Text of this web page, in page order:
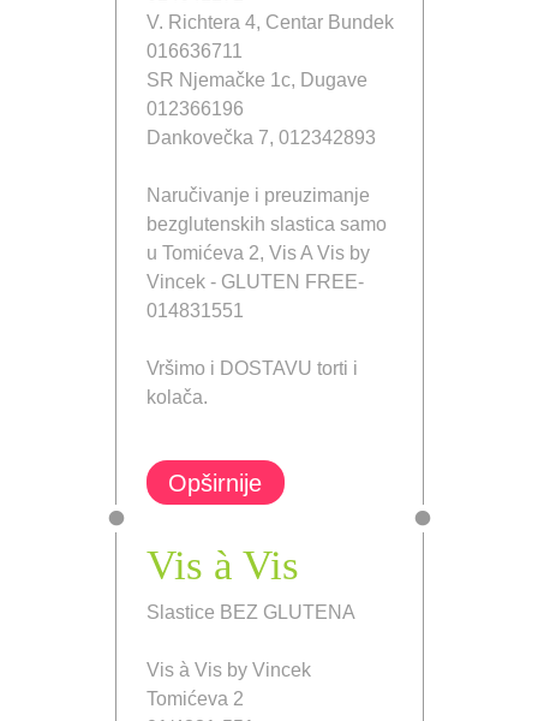
V. Richtera 4, Centar Bundek
016636711
SR Njemačke 1c, Dugave
012366196
Dankovečka 7, 012342893
Naručivanje i preuzimanje
bezglutenskih slastica samo
u Tomićeva 2, Vis A Vis by
Vincek - GLUTEN FREE-
014831551
Vršimo i DOSTAVU torti i
kolača.
Opširnije
Vis à Vis
Slastice BEZ GLUTENA
Vis à Vis by Vincek
Tomićeva 2